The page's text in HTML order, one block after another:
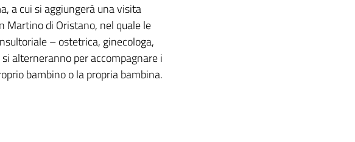
a cui si aggiungerà una visita
Martino di Oristano, nel quale le
– ostetrica, ginecologa,
alterneranno per accompagnare i
bambino o la propria bambina.